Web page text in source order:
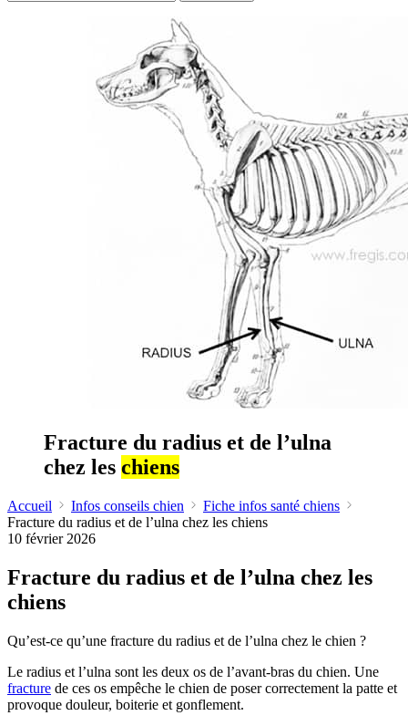
Fracture du radius et de l’ulna
chez les chiens
Accueil Infos conseils chien
Fiche infos santé chiens
Fracture du radius et de l’ulna chez les chiens
10 février 2026
Fracture du radius et de l’ulna chez les
chiens
Qu’est-ce qu’une fracture du radius et de l’ulna chez le chien ?
Le radius et l’ulna sont les deux os de l’avant-bras du chien. Une
fracture de ces os empêche le chien de poser correctement la patte et
provoque douleur, boiterie et gonflement.